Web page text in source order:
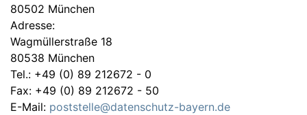
80502 München
Adresse:
Wagmüllerstraße 18
80538 München
Tel.: +49 (0) 89 212672 - 0
Fax: +49 (0) 89 212672 - 50
E-Mail: poststelle@datenschutz-bayern.de